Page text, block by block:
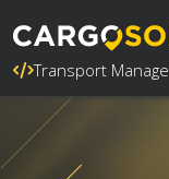
Transport